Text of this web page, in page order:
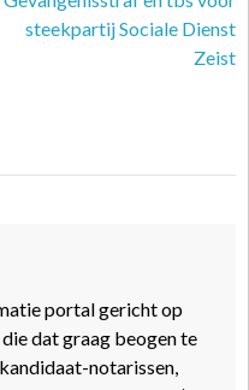
steekpartij Sociale Dienst
Zeist
portal gericht op
dat graag beogen te
notarissen,